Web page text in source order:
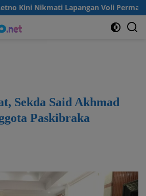
Lapangan Voli Permanen Berkat
Sekda Said Akhmad
Paskibraka